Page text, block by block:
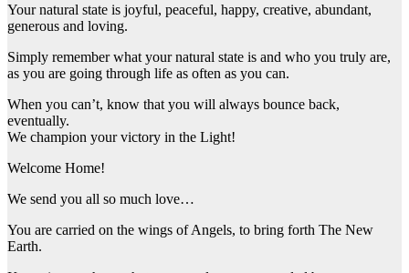
Your natural state is joyful, peaceful, happy, creative, abundant,
generous and loving.
Simply remember what your natural state is and who you truly are,
as you are going through life as often as you can.
When you can’t, know that you will always bounce back,
eventually.
We champion your victory in the Light!
Welcome Home!
We send you all so much love…
You are carried on the wings of Angels, to bring forth The New
Earth.